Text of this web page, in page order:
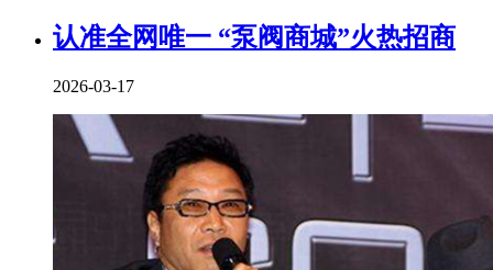
认准全网唯一 “泵阀商城”火热招商
2026-03-17